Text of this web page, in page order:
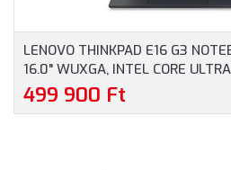
LENOVO THINKPAD E16 G3
16.0" WUXGA, INTEL CORE
1TB SSD, MAGYAR
PROFESSIONAL, 3 ÉV GARANCIA,
499 900 Ft